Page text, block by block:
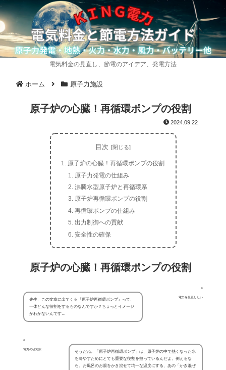
電気料金の見直し、節電のアイデア、発電方法
ホーム 原子力施設
原子炉の心臓！再循環ポンプの役割
2024.09.22
目次
原子炉の心臓！再循環ポンプの役割
原子力発電の仕組み
沸騰水型原子炉と再循環系
原子炉再循環ポンプの役割
再循環ポンプの仕組み
出力制御への貢献
安全性の確保
原子炉の心臓！再循環ポンプの役割
電力を見直したい
先生、この文章に出てくる『原子炉再循環ポンプ』って、
一体どんな役割をするものなんですか？ちょっとイメージ
がわかないんです…
電力の研究家
そうだね。「原子炉再循環ポンプ」は、原子炉の中で熱くなった水
を冷やすためにとても重要な役割を担っているんだよ。例えるな
ら、お風呂のお湯をかき混ぜて均一な温度にする、あの「かき混ぜ